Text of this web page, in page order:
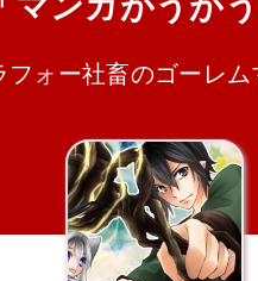
フォー社畜のゴーレム